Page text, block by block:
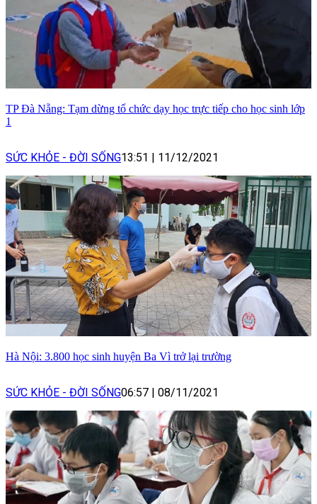
TP Đà Nẵng: Tạm dừng tổ chức dạy học trực tiếp cho học sinh lớp
1
SỨC KHỎE - ĐỜI SỐNG13:51 | 11/12/2021
Hà Nội: 3.800 học sinh huyện Ba Vì trở lại trường
SỨC KHỎE - ĐỜI SỐNG06:57 | 08/11/2021